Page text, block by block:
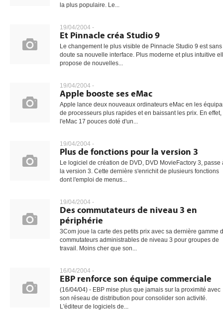
la plus populaire. Le...
19/04/2004 -
Et Pinnacle créa Studio 9
Le changement le plus visible de Pinnacle Studio 9 est sans
doute sa nouvelle interface. Plus moderne et plus intuitive
propose de nouvelles...
19/04/2004 -
Apple booste ses eMac
Apple lance deux nouveaux ordinateurs eMac en les
de processeurs plus rapides et en baissant les prix. En effet,
l'eMac 17 pouces doté d'un...
19/04/2004 -
Plus de fonctions pour la version 3
Le logiciel de création de DVD, DVD MovieFactory 3, passe
la version 3. Cette dernière s'enrichit de plusieurs fonctions
dont l'emploi de menus...
19/04/2004 -
Des commutateurs de niveau 3 en
périphérie
3Com joue la carte des petits prix avec sa dernière gamme
commutateurs administrables de niveau 3 pour groupes de
travail. Moins cher que son...
16/04/2004 -
EBP renforce son équipe commerciale
(16/04/04) - EBP mise plus que jamais sur la proximité avec
son réseau de distribution pour consolider son activité.
L'éditeur de logiciels de...